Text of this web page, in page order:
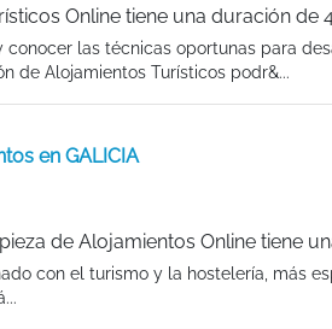
Online tiene una duración de
las técnicas oportunas para
de Alojamientos Turísticos podr&...
en GALICIA
de Alojamientos Online tiene
con el turismo y la hostelería, más